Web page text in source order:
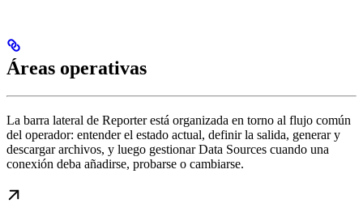
Áreas operativas
La barra lateral de Reporter está organizada en torno al flujo común
del operador: entender el estado actual, definir la salida, generar y
descargar archivos, y luego gestionar Data Sources cuando una
conexión deba añadirse, probarse o cambiarse.